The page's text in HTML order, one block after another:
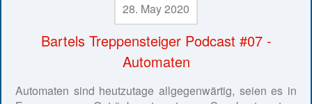
28. May 2020
Bartels Treppensteiger Podcast #07 -
Automaten
Automaten sind heutzutage allgegenwärtig, seien es in